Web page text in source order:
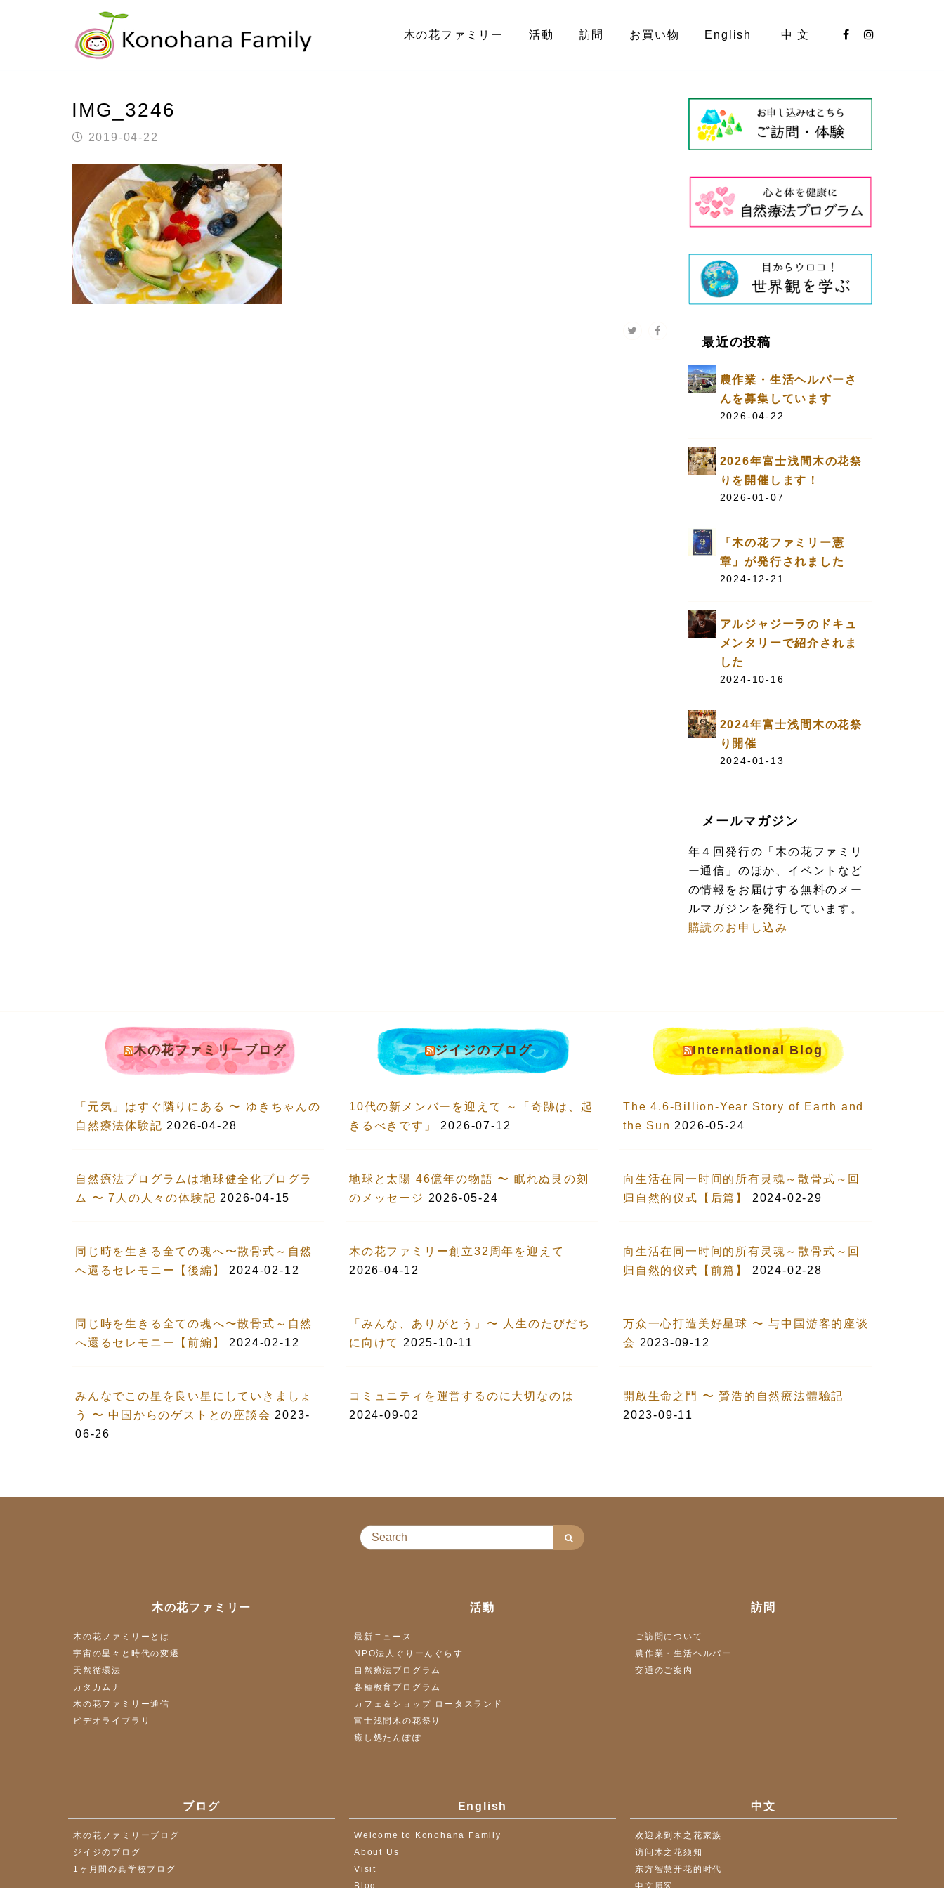
木の花ファミリー 活動 訪問 お買い物 English 中 文
IMG_3246
2019-04-22
最近の投稿
農作業・生活ヘルパーさ
んを募集しています
2026-04-22
2026年富士浅間木の花祭
りを開催します！
2026-01-07
「木の花ファミリー憲
章」が発行されました
2024-12-21
アルジャジーラのドキュ
メンタリーで紹介されま
した
2024-10-16
2024年富士浅間木の花祭
り開催
2024-01-13
メールマガジン
年４回発行の「木の花ファミリ
ー通信」のほか、イベントなど
の情報をお届けする無料のメー
ルマガジンを発行しています。
購読のお申し込み
木の花ファミリーブログ
「元気」はすぐ隣りにある 〜 ゆきちゃんの
自然療法体験記 2026-04-28
自然療法プログラムは地球健全化プログラ
ム 〜 7人の人々の体験記 2026-04-15
同じ時を生きる全ての魂へ〜散骨式～自然
へ還るセレモニー【後編】
2024-02-12
同じ時を生きる全ての魂へ〜散骨式～自然
へ還るセレモニー【前編】
2024-02-12
みんなでこの星を良い星にしていきましょ
う 〜 中国からのゲストとの座談会 2023-
06-26
ジイジのブログ
10代の新メンバーを迎えて ～「奇跡は、起
きるべきです」
2026-07-12
地球と太陽 46億年の物語 〜 眠れぬ艮の刻
のメッセージ 2026-05-24
木の花ファミリー創立32周年を迎えて
2026-04-12
「みんな、ありがとう」〜 人生のたびだち
に向けて
2025-10-11
コミュニティを運営するのに大切なのは
2024-09-02
International Blog
The 4.6-Billion-Year Story of Earth and
the Sun 2026-05-24
向生活在同一时间的所有灵魂～散骨式～回
归自然的仪式【后篇】
2024-02-29
向生活在同一时间的所有灵魂～散骨式～回
归自然的仪式【前篇】
2024-02-28
万众一心打造美好星球 〜 与中国游客的座谈
会 2023-09-12
開啟生命之門 〜 贇浩的自然療法體驗記
2023-09-11
木の花ファミリー
木の花ファミリーとは
宇宙の星々と時代の変遷
天然循環法
カタカムナ
木の花ファミリー通信
ビデオライブラリ
活動
最新ニュース
NPO法人ぐりーんぐらす
自然療法プログラム
各種教育プログラム
カフェ＆ショップ ロータスランド
富士浅間木の花祭り
癒し処たんぽぽ
訪問
ご訪問について
農作業・生活ヘルパー
交通のご案内
ブログ
木の花ファミリーブログ
ジイジのブログ
1ヶ月間の真学校ブログ
English
Welcome to Konohana Family
About Us
Visit
Blog
中文
欢迎来到木之花家族
访问木之花须知
东方智慧开花的时代
中文博客